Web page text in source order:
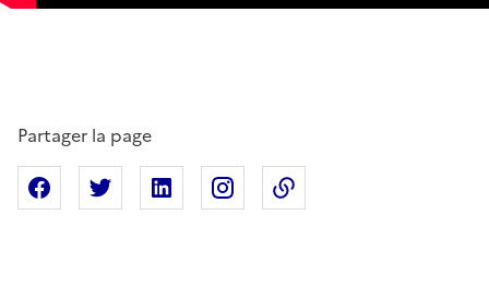
Partager la page
Partager sur Facebook
Partager sur XPartager sur Linkedin
Partager sur Instagram